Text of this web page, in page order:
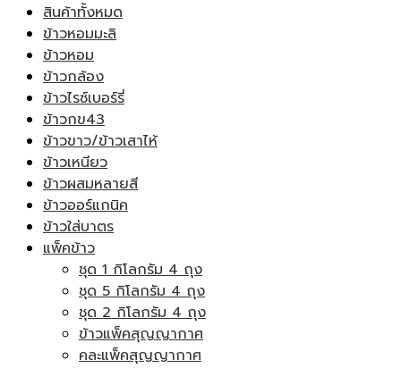
สินค้าทั้งหมด
ข้าวหอมมะลิ
ข้าวหอม
ข้าวกล้อง
ข้าวไรซ์เบอร์รี่
ข้าวกข43
ข้าวขาว/ข้าวเสาไห้
ข้าวเหนียว
ข้าวผสมหลายสี
ข้าวออร์แกนิค
ข้าวใส่บาตร
แพ็คข้าว
ชุด 1 กิโลกรัม 4 ถุง
ชุด 5 กิโลกรัม 4 ถุง
ชุด 2 กิโลกรัม 4 ถุง
ข้าวแพ็คสุญญากาศ
คละแพ็คสุญญากาศ